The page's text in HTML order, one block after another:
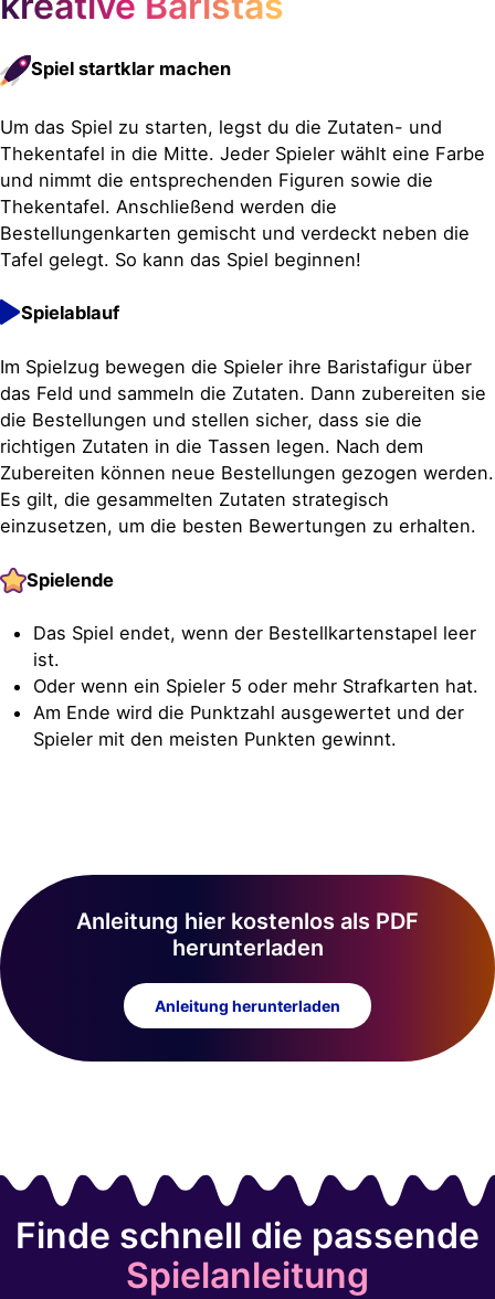
Spiel startklar machen
Um das Spiel zu starten, legst du die Zutaten- und
Thekentafel in die Mitte. Jeder Spieler wählt eine Farbe
und nimmt die entsprechenden Figuren sowie die
Thekentafel. Anschließend werden die
Bestellungenkarten gemischt und verdeckt neben die
Tafel gelegt. So kann das Spiel beginnen!
Spielablauf
Im Spielzug bewegen die Spieler ihre Baristafigur über
das Feld und sammeln die Zutaten. Dann zubereiten sie
die Bestellungen und stellen sicher, dass sie die
richtigen Zutaten in die Tassen legen. Nach dem
Zubereiten können neue Bestellungen gezogen werden.
Es gilt, die gesammelten Zutaten strategisch
einzusetzen, um die besten Bewertungen zu erhalten.
Spielende
Das Spiel endet, wenn der Bestellkartenstapel leer
ist.
Oder wenn ein Spieler 5 oder mehr Strafkarten hat.
Am Ende wird die Punktzahl ausgewertet und der
Spieler mit den meisten Punkten gewinnt.
Anleitung hier kostenlos als PDF
herunterladen
Anleitung herunterladen
Finde schnell die passende
Spielanleitung